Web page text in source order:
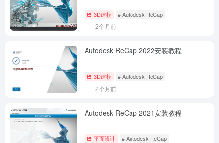
3D建模 # Autodesk ReCap
2个月前
Autodesk ReCap 2022安装教程
3D建模 # Autodesk ReCap
2个月前
Autodesk ReCap 2021安装教程
平面设计 # Autodesk ReCap